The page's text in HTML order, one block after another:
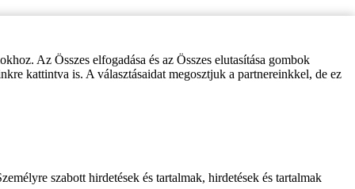
Az Összes elfogadása és az Összes elutasítása gombok
kattintva is. A választásaidat megosztjuk a partnereinkkel, de ez
szabott hirdetések és tartalmak, hirdetések és tartalmak